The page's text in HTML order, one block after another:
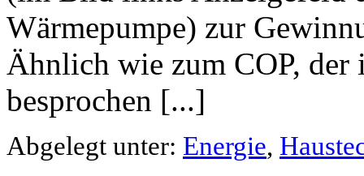
Wärmepumpe) zur
Ähnlich wie zum COP,
besprochen [...]
Abgelegt unter: Energie,